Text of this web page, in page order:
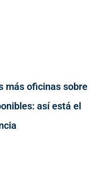
más oficinas sobre
así está el